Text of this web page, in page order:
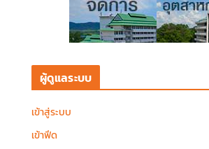
ผู้ดูแลระบบ
เข้าสู่ระบบ
เข้าฟีด